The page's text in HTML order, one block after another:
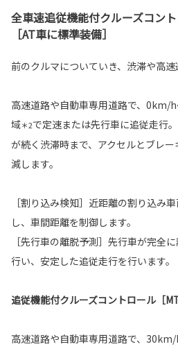
全車速追従機能付クルーズコン
［AT車に標準装備］
前のクルマについていき、渋滞や高
高速道路や自動車専用道路で、0km/
域＊2で定速または先行車に追従走行
が続く渋滞時まで、アクセルとブレ
減します。
［割り込み検知］近距離の割り込み
し、車間距離を制御します。
［先行車の離脱予測］先行車が完全
行い、安定した追従走行を行います。
追従機能付クルーズコントロール［
高速道路や自動車専用道路で、